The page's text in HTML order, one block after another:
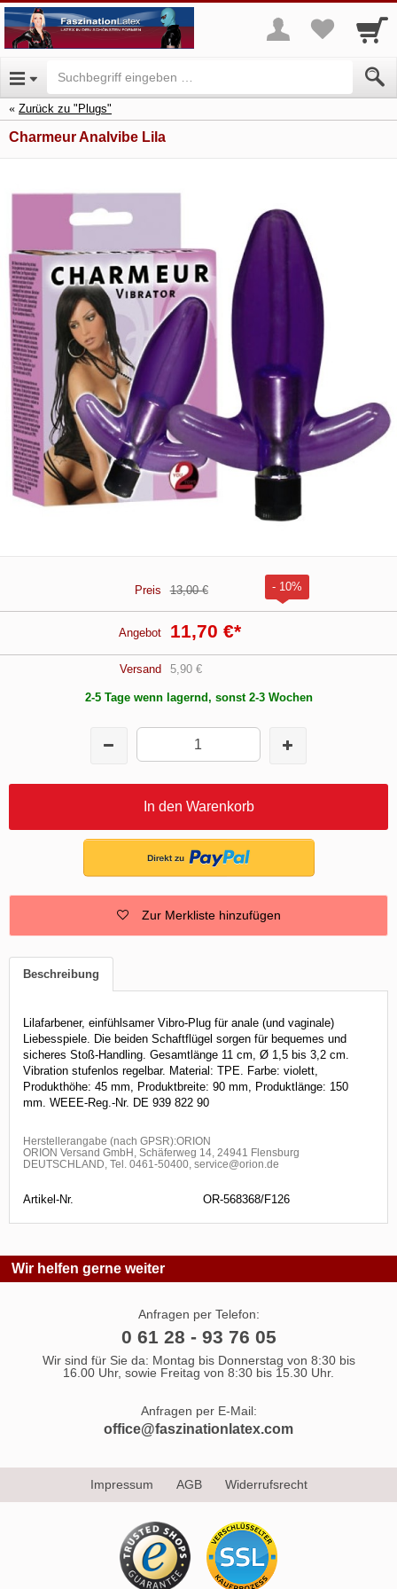
Zurück zu "Plugs"
Charmeur Analvibe Lila
Preis 13,00 € - 10%
Angebot 11,70 €*
Versand 5,90 €
2-5 Tage wenn lagernd, sonst 2-3 Wochen
In den Warenkorb
Zur Merkliste hinzufügen
Beschreibung
Lilafarbener, einfühlsamer Vibro-Plug für anale (und vaginale)
Liebesspiele. Die beiden Schaftflügel sorgen für bequemes und
sicheres Stoß-Handling. Gesamtlänge 11 cm, Ø 1,5 bis 3,2 cm.
Vibration stufenlos regelbar. Material: TPE. Farbe: violett,
Produkthöhe: 45 mm, Produktbreite: 90 mm, Produktlänge: 150
mm. WEEE-Reg.-Nr. DE 939 822 90
Herstellerangabe (nach GPSR):ORION
ORION Versand GmbH, Schäferweg 14, 24941 Flensburg
DEUTSCHLAND, Tel. 0461-50400, service@orion.de
Artikel-Nr. OR-568368/F126
Wir helfen gerne weiter
Anfragen per Telefon:
0 61 28 - 93 76 05
Wir sind für Sie da: Montag bis Donnerstag von 8:30 bis
16.00 Uhr, sowie Freitag von 8:30 bis 15.30 Uhr.
Anfragen per E-Mail:
office@faszinationlatex.com
Impressum AGB Widerrufsrecht